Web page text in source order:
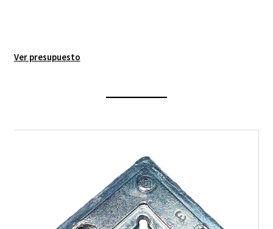
Ver presupuesto